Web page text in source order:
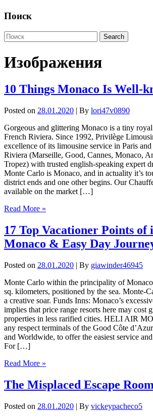
Поиск
Изображения
10 Things Monaco Is Well-
Posted on 28.01.2020 | By lori47v0890
Gorgeous and glittering Monaco is a tiny
French Riviera. Since 1992, Privilège
excellence of its limousine service in Paris
Riviera (Marseille, Good, Cannes, Monaco,
Tropez) with trusted english-speaking expert
Monte Carlo is Monaco, and in actuality it’s
district ends and one other begins. Our
available on the market […]
Read More »
17 Top Vacationer Points of
Monaco & Easy Day
Posted on 28.01.2020 | By giawinder46945
Monte Carlo within the principality of Monaco
sq. kilometers, positioned by the sea. Monte-
a creative soar. Funds Inns: Monaco’s
implies that price range resorts here may cost
properties in less rarified cities. HELI AIR
any respect terminals of the Good Côte
and Worldwide, to offer the easiest service
For […]
Read More »
The Misplaced Escape Room
Posted on 28.01.2020 | By vickeypacheco5